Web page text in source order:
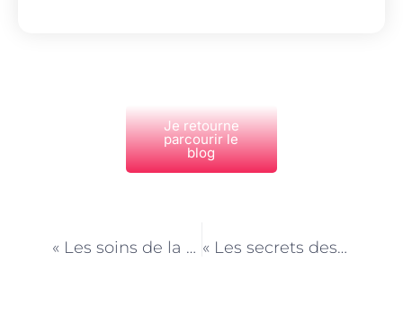
Je retourne
parcourir le
blog
« Les soins de la peau pour les peaux matures : l’expertise des dermatologues parisiens » « Les secrets des experts en soins de la peau pour une peau éclatante sans maquillage à Paris »